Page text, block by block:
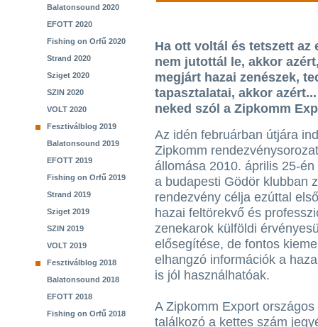
Balatonsound 2020
EFOTT 2020
Fishing on Orfű 2020
Strand 2020
Sziget 2020
SZIN 2020
VOLT 2020
Fesztiválblog 2019
Balatonsound 2019
EFOTT 2019
Fishing on Orfű 2019
Strand 2019
Sziget 2019
SZIN 2019
VOLT 2019
Fesztiválblog 2018
Balatonsound 2018
EFOTT 2018
Fishing on Orfű 2018
Ha ott voltál és tetszett az
nem jutottál le, akkor
megjárt hazai zenészek,
tapasztalatai, akkor
neked szól a Zipkomm
Az idén februárban útjára
Zipkomm
állomása 2010. április 25-
a budapesti Gödör klubban
rendezvény célja ezúttal
hazai feltörekvő és
zenekarok külföldi
elősegítése, de fontos
elhangzó információk a
is jól használhatóak.
A Zipkomm Export országos
találkozó a kettes szám